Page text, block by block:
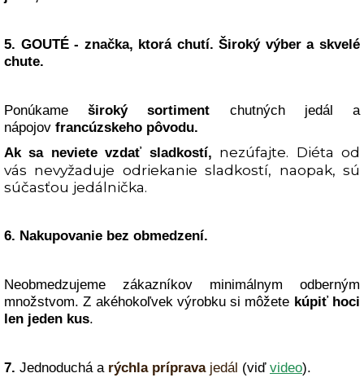
5. GOUTÉ - značka, ktorá chutí. Široký výber a skvelé
chute.
Ponúkame široký sortiment chutných jedál a
nápojov francúzskeho pôvodu.
Ak sa neviete vzdať sladkostí, nezúfajte. Diéta od
vás nevyžaduje odriekanie sladkostí, naopak, sú
súčasťou jedálnička.
6. Nakupovanie bez obmedzení.
Neobmedzujeme zákazníkov minimálnym odberným
množstvom. Z akéhokoľvek výrobku si môžete kúpiť hoci
len jeden kus.
7. Jednoduchá a rýchla prípravajedál (viď video).